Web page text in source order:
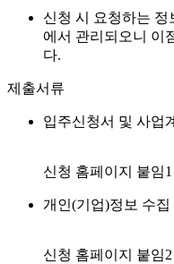
신청 시 요청하는
에서 관리되오니 이
다.
제출서류
입주신청서 및 사업
신청 홈페이지 붙임1
개인(기업)정보 수집
신청 홈페이지 붙임2